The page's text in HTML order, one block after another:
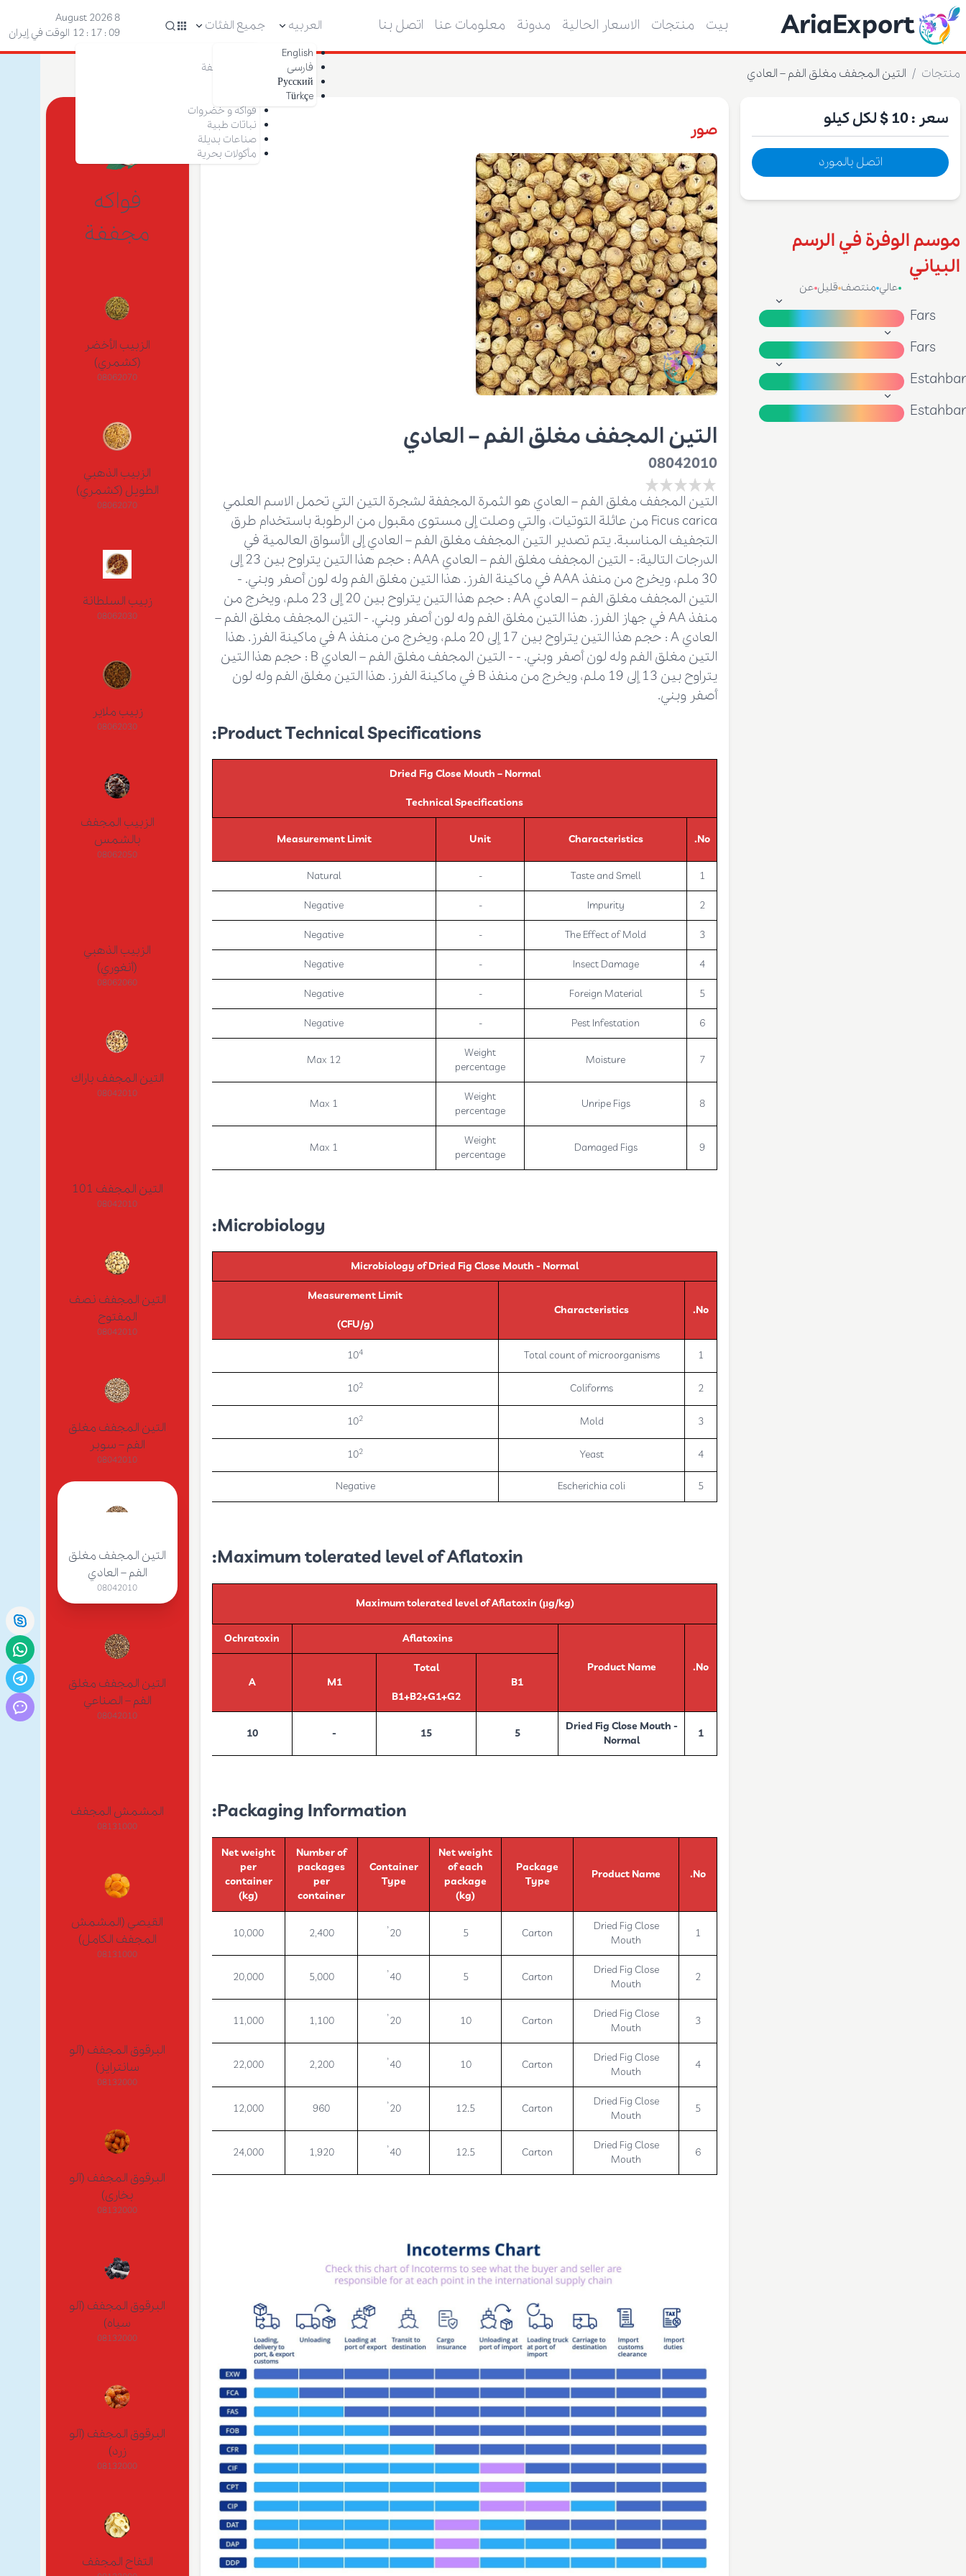
AriaExport بيت منتجات الاسعار الحالية مدونة معلومات عنا اتصل بنا العربیه
English
فارسی
Русский
Türkçe
جميع الفئات
فواكه مجففة
فواكه و خضروات
نباتات طبية
صناعات بديلة
مأكولات بحرية
8 August 2026
10 : 17 : 12
الوقت في إيران
منتجات / التين المجفف مغلق الفم – العادي
سعر : لكل كيلو
اتصل بالمورد
موسم الوفرة في الرسم
البياني
عالي منتصف قليل عن
Fars
Fars
صور
التين المجفف مغلق الفم – العادي
08042010
التين المجفف مغلق الفم – العادي هو الثمرة المجففة لشجرة التين التي تحمل الاسم العلمي
Ficus carica من عائلة التوتيات، والتي وصلت إلى مستوى مقبول من الرطوبة باستخدام طرق
التجفيف المناسبة. يتم تصدير التين المجفف مغلق الفم – العادي إلى الأسواق العالمية في
الدرجات التالية: - التين المجفف مغلق الفم – العادي AAA : حجم هذا التين يتراوح بين 23 إلى
30 ملم، ويخرج من منفذ AAA في ماكينة الفرز. هذا التين مغلق الفم وله لون أصفر وبني. -
التين المجفف مغلق الفم – العادي AA : حجم هذا التين يتراوح بين 20 إلى 23 ملم، ويخرج من
منفذ AA في جهاز الفرز. هذا التين مغلق الفم وله لون أصفر وبني. - التين المجفف مغلق الفم –
العادي A :‌ حجم هذا التين يتراوح بين 17 إلى 20 ملم، ويخرج من منفذ A في ماكينة الفرز. هذا
التين مغلق الفم وله لون أصفر وبني. - - التين المجفف مغلق الفم – العادي B :‌ حجم هذا التين
يتراوح بين 13 إلى 19 ملم، ويخرج من منفذ B في ماكينة الفرز. هذا التين مغلق الفم وله لون
أصفر وبني.
Product Technical Specifications:
Dried Fig Close Mouth – Normal
Technical Specifications
No.
Characteristics
Unit
Measurement Limit
1
Taste and Smell
-
Natural
2
Impurity
-
Negative
3
The Effect of Mold
-
Negative
4
Insect Damage
-
Negative
5
Foreign Material
-
Negative
6
Pest Infestation
-
Negative
7
Moisture
Weight
percentage
Max 12
8
Unripe Figs
Weight
percentage
Max 1
9
Damaged Figs
Weight
percentage
Max 1
Microbiology
:
Microbiology of Dried Fig Close Mouth - Normal
No.
Characteristics
Measurement Limit
(CFU/g)
1
Total count of microorganisms
104
2
Coliforms
102
3
Mold
102
4
Yeast
102
5
Escherichia coli
Negative
Maximum tolerated level of Aflatoxin:
Maximum tolerated level of Aflatoxin (µg/kg)
No.
Product Name
Aflatoxins
Ochratoxin
B1
Total
B1+B2+G1+G2
M1
A
1
Dried Fig Close Mouth -
Normal
5
15
-
10
Packaging Information:
No.
Product Name
Package
Type
Net weight
of each
package
(kg)
Container
Type
Number of
packages
per
container
Net weight
per
container
(kg)
1
Dried Fig Close
Mouth
Carton
5
20’
2,400
10,000
2
Dried Fig Close
Mouth
Carton
5
40’
5,000
20,000
3
Dried Fig Close
Mouth
Carton
10
20’
1,100
11,000
4
Dried Fig Close
Mouth
Carton
10
40’
2,200
22,000
5
Dried Fig Close
Mouth
Carton
12.5
20’
960
12,000
6
Dried Fig Close
Mouth
Carton
12.5
40’
1,920
24,000
فواكه
مجففة
الزبيب الأخضر
(كشمري)
08062070
الزبيب الذهبي
الطويل (كشمري)
08062070
زبيب السلطانة
08062030
زبيب ملاير
08062030
الزبيب المجفف
بالشمس
08062050
الزبيب الذهبي
(أنغوري)
08062060
التين المجفف باراك
08042010
التين المجفف 101
08042010
التين المجفف نصف
المفتوح
08042010
التين المجفف مغلق
الفم – سوبر
08042010
التين المجفف مغلق
الفم – العادي
08042010
التين المجفف مغلق
الفم – الصناعي
08042010
المشمش المجفف
08131000
القيصي (المشمش
المجفف الكامل)
08131000
البرقوق المجفف (آلو
سانترايز)
08132000
البرقوق المجفف (آلو
بخارى)
08132000
البرقوق المجفف (آلو
سياه)
08132000
البرقوق المجفف (آلو
زرد)
08132000
التفاح المجفف